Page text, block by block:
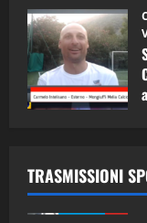
TRASMISSIONI
1
2